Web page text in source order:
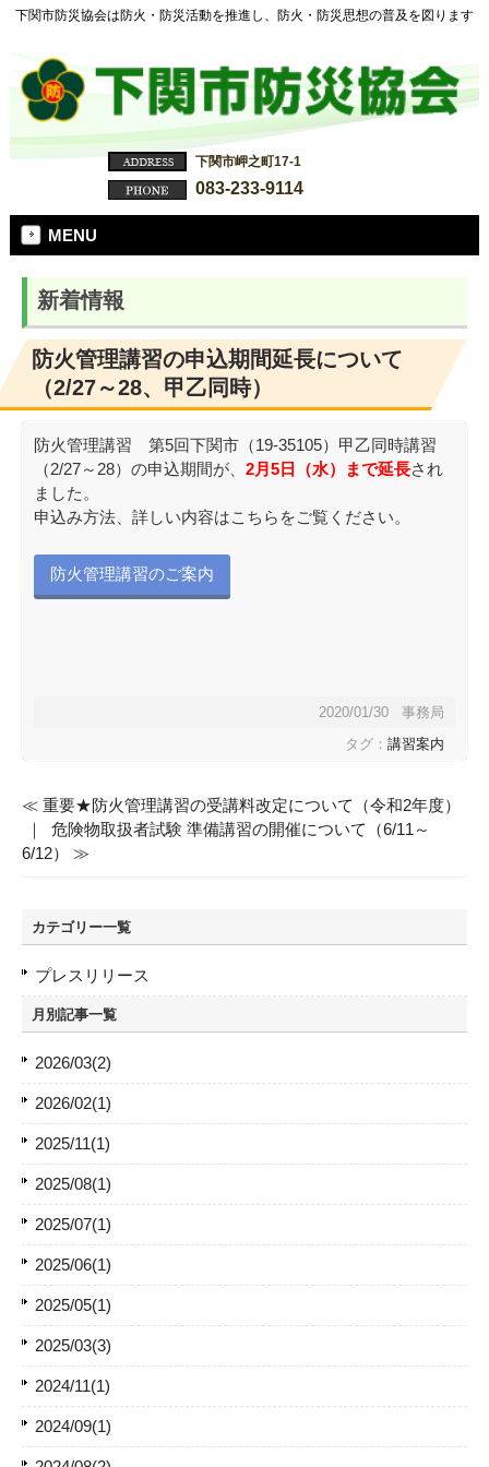
下関市防災協会は防火・防災活動を推進し、防火・防災思想の普及を図ります
下関市岬之町17-1
083-233-9114
MENU
新着情報
防火管理講習の申込期間延長について
（2/27～28、甲乙同時）
防火管理講習 第5回下関市（19-35105）甲乙同時講習
（2/27～28）の申込期間が、 2月5日（水）まで延長され
ました。
申込み方法、詳しい内容はこちらをご覧ください。
防火管理講習のご案内
2020/01/30 事務局
タグ：講習案内
≪ 重要★防火管理講習の受講料改定について（令和2年度）
｜ 危険物取扱者試験 準備講習の開催について（6/11～
6/12） ≫
カテゴリー一覧
プレスリリース
月別記事一覧
2026/03(2)
2026/02(1)
2025/11(1)
2025/08(1)
2025/07(1)
2025/06(1)
2025/05(1)
2025/03(3)
2024/11(1)
2024/09(1)